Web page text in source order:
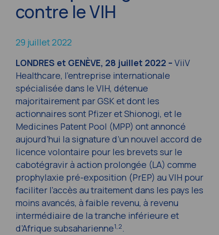
contre le VIH
29 juillet 2022
LONDRES et GENÈVE, 28 juillet 2022 – ViiV
Healthcare, l’entreprise internationale
spécialisée dans le VIH, détenue
majoritairement par GSK et dont les
actionnaires sont Pfizer et Shionogi, et le
Medicines Patent Pool (MPP) ont annoncé
aujourd’hui la signature d’un nouvel accord de
licence volontaire pour les brevets sur le
cabotégravir à action prolongée (LA) comme
prophylaxie pré-exposition (PrEP) au VIH pour
faciliter l’accès au traitement dans les pays les
moins avancés, à faible revenu, à revenu
intermédiaire de la tranche inférieure et
d’Afrique subsaharienne1,2.